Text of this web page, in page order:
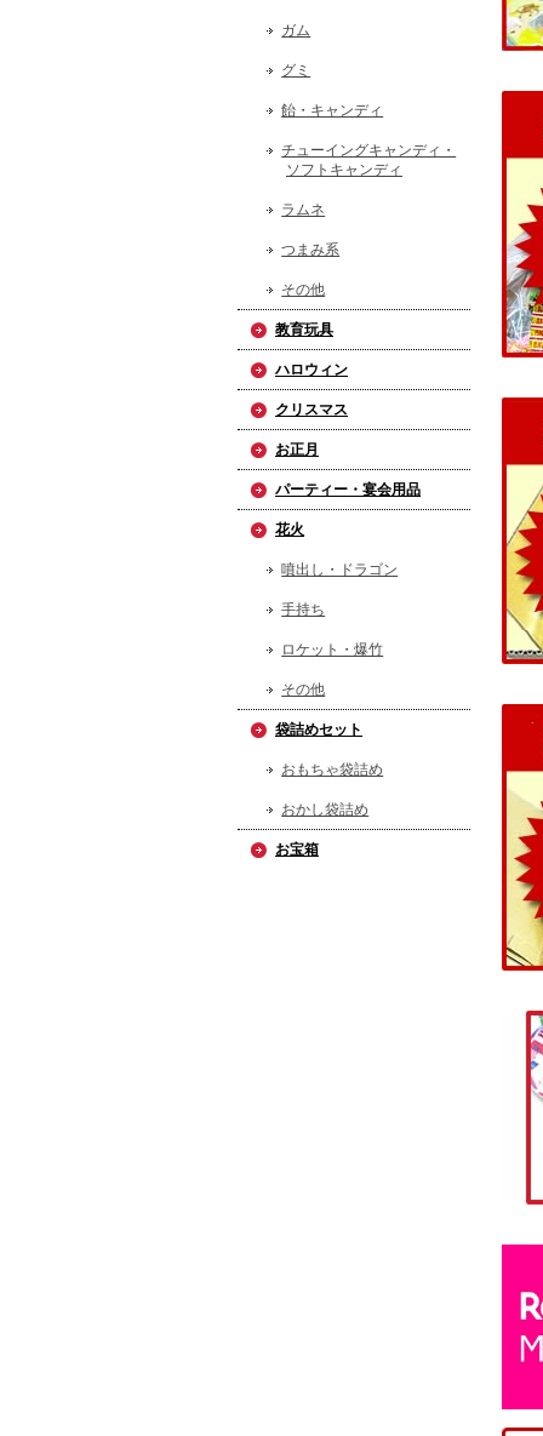
ガム
グミ
飴・キャンディ
チューイングキャンディ・
ソフトキャンディ
ラムネ
つまみ系
その他
教育玩具
ハロウィン
クリスマス
お正月
パーティー・宴会用品
花火
噴出し・ドラゴン
手持ち
ロケット・爆竹
その他
袋詰めセット
おもちゃ袋詰め
おかし袋詰め
お宝箱